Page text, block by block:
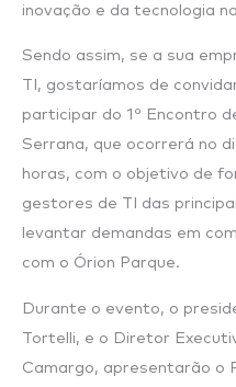
inovação e da tecnologia
Sendo assim, se a sua
TI, gostaríamos de
participar do 1º Encontro
Serrana, que ocorrerá no
horas, com o objetivo de
gestores de TI das
levantar demandas em
com o Órion Parque.
Durante o evento, o
Tortelli, e o Diretor
Camargo, apresentarão o